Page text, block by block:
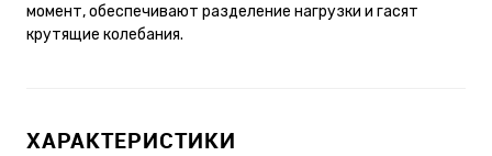
момент, обеспечивают разделение нагрузки и гасят
крутящие колебания.
ХАРАКТЕРИСТИКИ